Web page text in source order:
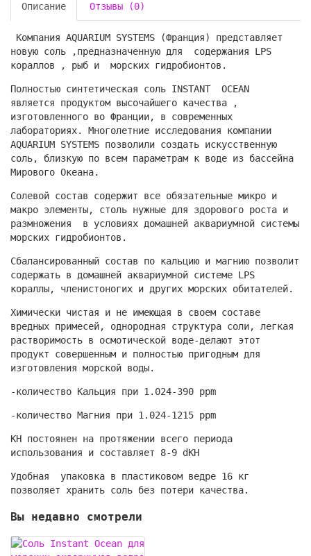
Описание Отзывы (0)
Компания AQUARIUM SYSTEMS (Франция) представляет
новую соль ,предназначенную для содержания LPS
кораллов , рыб и морских гидробионтов.
Полностью синтетическая соль INSTANT OCEAN
является продуктом высочайшего качества ,
изготовленного во Франции, в современных
лабораториях. Многолетние исследования компании
AQUARIUM SYSTEMS позволили создать искусственную
соль, близкую по всем параметрам к воде из бассейна
Мирового Океана.
Солевой состав содержит все обязательные микро и
макро элементы, столь нужные для здорового роста и
размножения в условиях домашней аквариумной системы
морских гидробионтов.
Сбалансированный состав по кальцию и магнию позволит
содержать в домашней аквариумной системе LPS
кораллы, членистоногих и других морских обитателей.
Химически чистая и не имеющая в своем составе
вредных примесей, однородная структура соли, легкая
растворимость в осмотической воде-делают этот
продукт совершенным и полностью пригодным для
изготовления морской воды.
-количество Кальция при 1.024-390 ppm
-количество Магния при 1.024-1215 ppm
КН постоянен на протяжении всего периода
использования и составляет 8-9 dKH
Удобная упаковка в пластиковом ведре 16 кг
позволяет хранить соль без потери качества.
Вы недавно смотрели